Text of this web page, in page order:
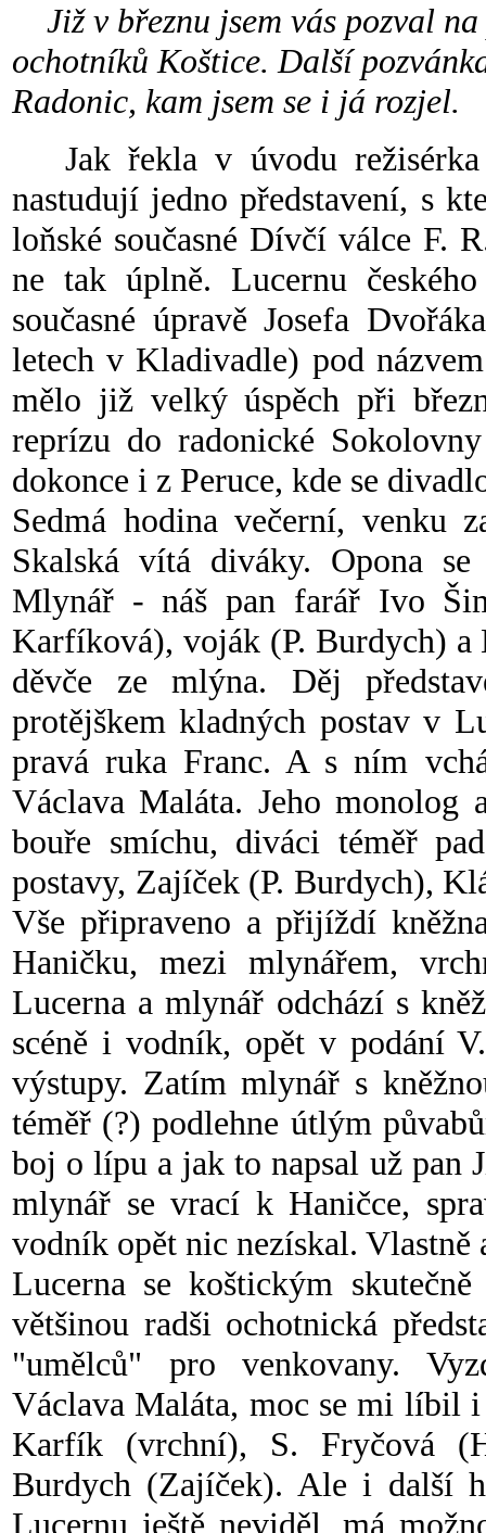
Již v březnu jsem vás pozval
ochotníků Koštice. Další
Radonic, kam jsem se i já rozjel.
Jak řekla v úvodu režisérka
nastudují jedno představení, s
loňské současné Dívčí válce F.
ne tak úplně. Lucernu
současné úpravě Josefa
letech v Kladivadle) pod
mělo již velký úspěch při
reprízu do radonické
dokonce i z Peruce, kde se
Sedmá hodina večerní, venku
Skalská vítá diváky. Opona
Mlynář - náš pan farář Ivo
Karfíková), voják (P. Burdych) a
děvče ze mlýna. Děj
protějškem kladných postav v
pravá ruka Franc. A s ním
Václava Maláta. Jeho
bouře smíchu, diváci téměř
postavy, Zajíček (P. Burdych),
Vše připraveno a přijíždí
Haničku, mezi mlynářem,
Lucerna a mlynář odchází s
scéně i vodník, opět v podání
výstupy. Zatím mlynář s
téměř (?) podlehne útlým
boj o lípu a jak to napsal už pan
mlynář se vrací k Haničce,
vodník opět nic nezískal.
Lucerna se koštickým
většinou radši ochotnická
"umělců" pro venkovany.
Václava Maláta, moc se mi líbil
Karfík (vrchní), S. Fryčová
Burdych (Zajíček). Ale i další
Lucernu ještě neviděl, má